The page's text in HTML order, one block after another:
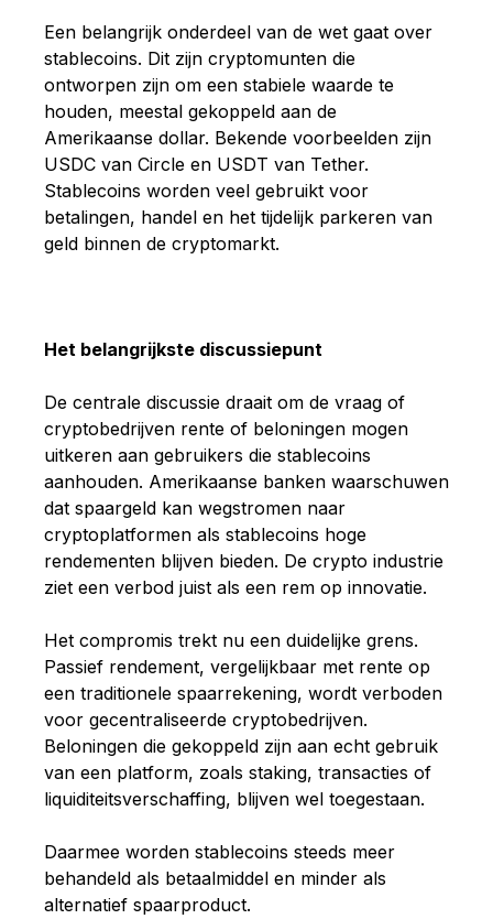
Een belangrijk onderdeel van de wet gaat over
stablecoins. Dit zijn cryptomunten die
ontworpen zijn om een stabiele waarde te
houden, meestal gekoppeld aan de
Amerikaanse dollar. Bekende voorbeelden zijn
USDC van Circle en USDT van Tether.
Stablecoins worden veel gebruikt voor
betalingen, handel en het tijdelijk parkeren van
geld binnen de cryptomarkt.
Het belangrijkste discussiepunt
De centrale discussie draait om de vraag of
cryptobedrijven rente of beloningen mogen
uitkeren aan gebruikers die stablecoins
aanhouden. Amerikaanse banken waarschuwen
dat spaargeld kan wegstromen naar
cryptoplatformen als stablecoins hoge
rendementen blijven bieden. De crypto industrie
ziet een verbod juist als een rem op innovatie.
Het compromis trekt nu een duidelijke grens.
Passief rendement, vergelijkbaar met rente op
een traditionele spaarrekening, wordt verboden
voor gecentraliseerde cryptobedrijven.
Beloningen die gekoppeld zijn aan echt gebruik
van een platform, zoals staking, transacties of
liquiditeitsverschaffing, blijven wel toegestaan.
Daarmee worden stablecoins steeds meer
behandeld als betaalmiddel en minder als
alternatief spaarproduct.